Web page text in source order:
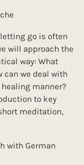
go is often
will approach the
way: What
can we deal with
manner?
to key
meditation,
with German